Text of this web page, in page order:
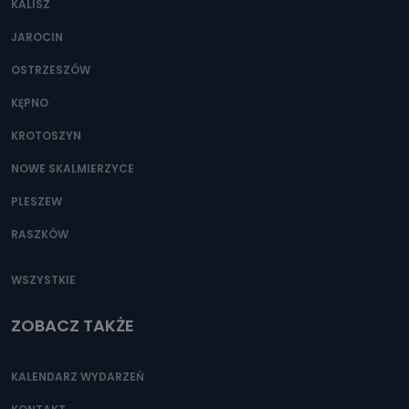
Można to zrobić pod numerem telefonu 62 735-51-05 lub
KALISZ
JAROCIN
OSTRZESZÓW
KĘPNO
KROTOSZYN
NOWE SKALMIERZYCE
PLESZEW
RASZKÓW
WSZYSTKIE
ZOBACZ TAKŻE
KALENDARZ WYDARZEŃ